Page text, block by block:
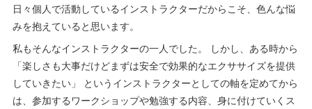
日々個人で活動しているインストラクターだからこそ、色んな悩
みを抱えていると思います。
私もそんなインストラクターの一人でした。 しかし、ある時から
「楽しさも大事だけどまずは安全で効果的なエクササイズを提供
していきたい」 というインストラクターとしての軸を定めてから
は、参加するワークショップや勉強する内容、身に付けていくス